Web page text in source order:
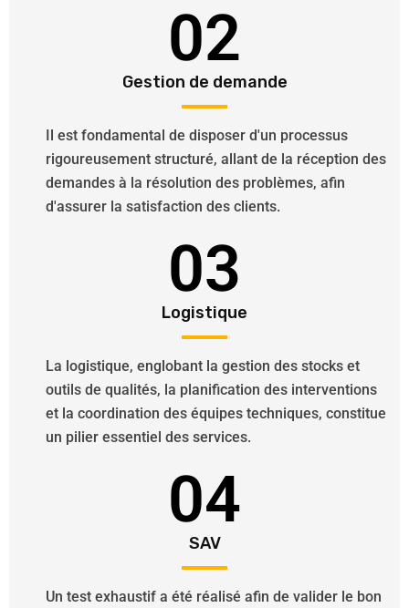
02
Gestion de demande
Il est fondamental de disposer d'un processus
rigoureusement structuré, allant de la réception des
demandes à la résolution des problèmes, afin
d'assurer la satisfaction des clients.
03
Logistique
La logistique, englobant la gestion des stocks et
outils de qualités, la planification des interventions
et la coordination des équipes techniques, constitue
un pilier essentiel des services.
04
SAV
Un test exhaustif a été réalisé afin de valider le bon